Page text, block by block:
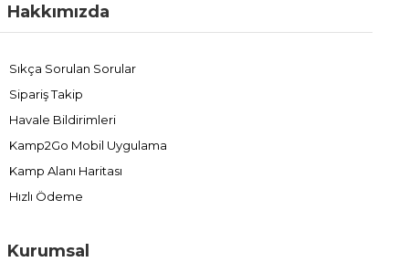
Hakkımızda
Sıkça Sorulan Sorular
Sipariş Takip
Havale Bildirimleri
Kamp2Go Mobil Uygulama
Kamp Alanı Haritası
Hızlı Ödeme
Kurumsal